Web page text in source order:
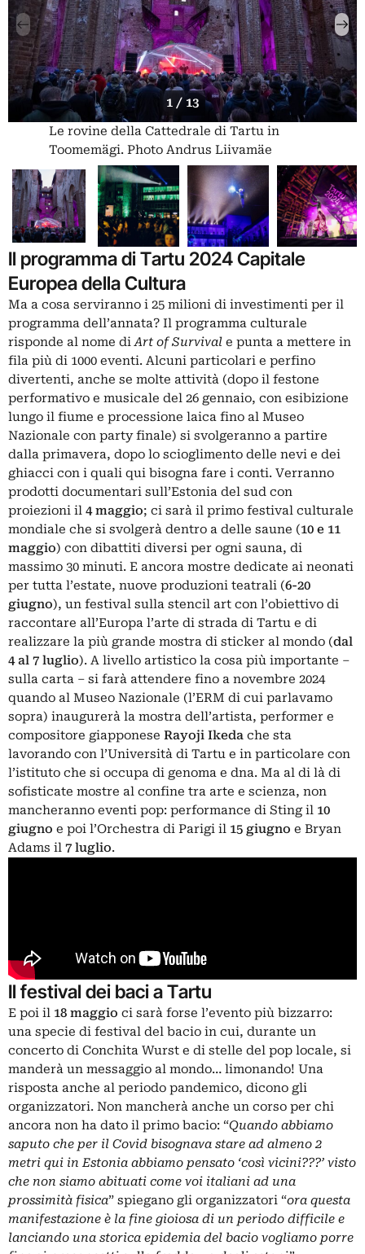
1 / 13
Le rovine della Cattedrale di Tartu in
Toomemägi. Photo Andrus Liivamäe
Il programma di Tartu 2024 Capitale
Europea della Cultura
Ma a cosa serviranno i 25 milioni di investimenti per il
programma dell’annata? Il programma culturale
risponde al nome diArt of Survival e punta a mettere in
fila più di 1000 eventi. Alcuni particolari e perfino
divertenti, anche se molte attività (dopo il festone
performativo e musicale del 26 gennaio, con esibizione
lungo il fiume e processione laica fino al Museo
Nazionale con party finale) si svolgeranno a partire
dalla primavera, dopo lo scioglimento delle nevi e dei
ghiacci con i quali qui bisogna fare i conti. Verranno
prodotti documentari sull’Estonia del sud con
proiezioni il 4 maggio; ci sarà il primo festival culturale
mondiale che si svolgerà dentro a delle saune (10 e 11
maggio) con dibattiti diversi per ogni sauna, di
massimo 30 minuti. E ancora mostre dedicate ai neonati
per tutta l’estate, nuove produzioni teatrali (6-20
giugno), un festival sulla stencil art con l’obiettivo di
raccontare all’Europa l’arte di strada di Tartu e di
realizzare la più grande mostra di sticker al mondo (dal
4 al 7 luglio). A livello artistico la cosa più importante –
sulla carta – si farà attendere fino a novembre 2024
quando al Museo Nazionale (l’ERM di cui parlavamo
sopra) inaugurerà la mostra dell’artista, performer e
compositore giapponese Rayoji Ikeda che sta
lavorando con l’Università di Tartu e in particolare con
l’istituto che si occupa di genoma e dna. Ma al di là di
sofisticate mostre al confine tra arte e scienza, non
mancheranno eventi pop: performance di Sting il 10
giugno e poi l’Orchestra di Parigi il 15 giugno e Bryan
Adams il 7 luglio.
Il festival dei baci a Tartu
E poi il 18 maggio ci sarà forse l’evento più bizzarro:
una specie di festival del bacio in cui, durante un
concerto di Conchita Wurst e di stelle del pop locale, si
manderà un messaggio al mondo… limonando! Una
risposta anche al periodo pandemico, dicono gli
organizzatori. Non mancherà anche un corso per chi
ancora non ha dato il primo bacio: “Quando abbiamo
saputo che per il Covid bisognava stare ad almeno 2
metri qui in Estonia abbiamo pensato ‘così vicini???’ visto
che non siamo abituati come voi italiani ad una
prossimità fisica” spiegano gli organizzatori “ora questa
manifestazione è la fine gioiosa di un periodo difficile e
lanciando una storica epidemia del bacio vogliamo porre